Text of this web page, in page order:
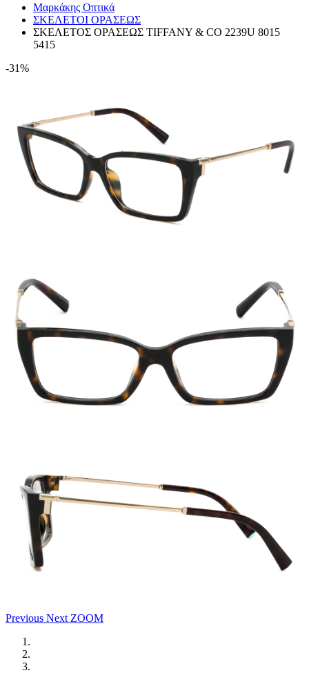
Μαρκάκης Οπτικά
ΣΚΕΛΕΤΟΙ ΟΡΑΣΕΩΣ
ΣΚΕΛΕΤΟΣ ΟΡΑΣΕΩΣ TIFFANY & CO 2239U 8015
5415
-31%
Previous Next ZOOM